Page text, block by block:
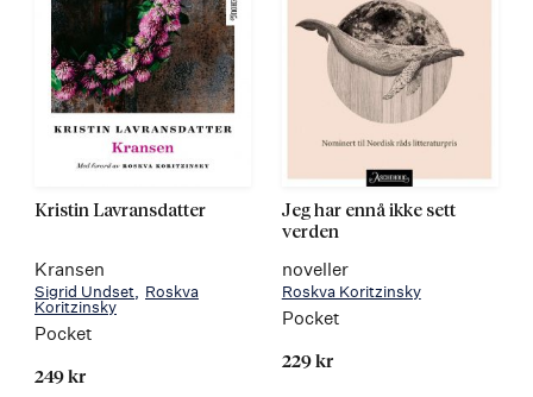
Kristin Lavransdatter
Kransen
Sigrid Undset
Roskva
Koritzinsky
Pocket
249 kr
Jeg har ennå ikke sett
verden
noveller
Roskva Koritzinsky
Pocket
229 kr